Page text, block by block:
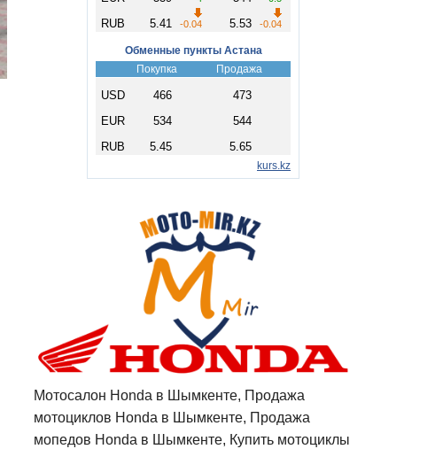
Мотосалон Honda в Шымкенте, Продажа
мотоциклов Honda в Шымкенте, Продажа
мопедов Honda в Шымкенте, Купить мотоциклы